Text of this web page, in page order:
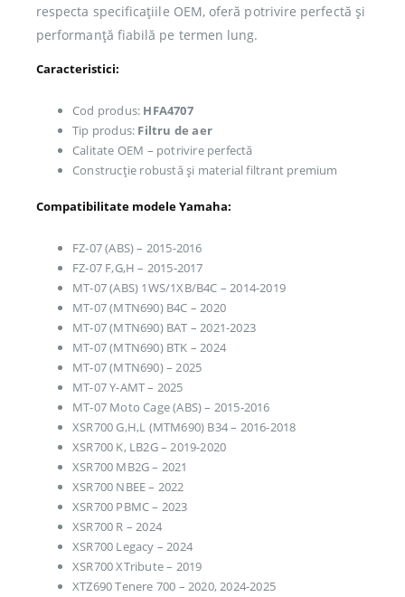
respecta specificațiile OEM, oferă potrivire perfectă și
performanță fiabilă pe termen lung.
Caracteristici:
Cod produs: HFA4707
Tip produs: Filtru de aer
Calitate OEM – potrivire perfectă
Construcție robustă și material filtrant premium
Compatibilitate modele Yamaha:
FZ-07 (ABS) – 2015-2016
FZ-07 F,G,H – 2015-2017
MT-07 (ABS) 1WS/1XB/B4C – 2014-2019
MT-07 (MTN690) B4C – 2020
MT-07 (MTN690) BAT – 2021-2023
MT-07 (MTN690) BTK – 2024
MT-07 (MTN690) – 2025
MT-07 Y-AMT – 2025
MT-07 Moto Cage (ABS) – 2015-2016
XSR700 G,H,L (MTM690) B34 – 2016-2018
XSR700 K, LB2G – 2019-2020
XSR700 MB2G – 2021
XSR700 NBEE – 2022
XSR700 PBMC – 2023
XSR700 R – 2024
XSR700 Legacy – 2024
XSR700 XTribute – 2019
XTZ690 Tenere 700 – 2020, 2024-2025